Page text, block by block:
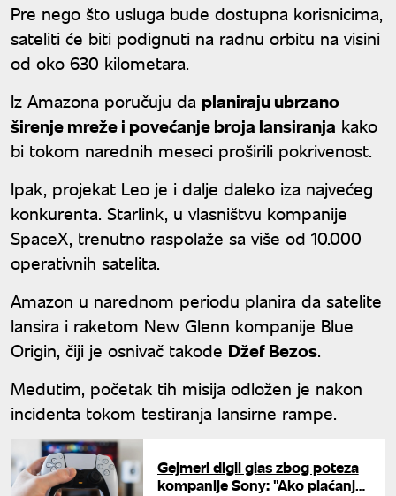
Pre nego što usluga bude dostupna korisnicima,
sateliti će biti podignuti na radnu orbitu na visini
od oko 630 kilometara.
Iz Amazona poručuju da planiraju ubrzano
širenje mreže i povećanje broja lansiranja kako
bi tokom narednih meseci proširili pokrivenost.
Ipak, projekat Leo je i dalje daleko iza najvećeg
konkurenta. Starlink, u vlasništvu kompanije
SpaceX, trenutno raspolaže sa više od 10.000
operativnih satelita.
Amazon u narednom periodu planira da satelite
lansira i raketom New Glenn kompanije Blue
Origin, čiji je osnivač takođe Džef Bezos.
Međutim, početak tih misija odložen je nakon
incidenta tokom testiranja lansirne rampe.
Gejmeri digli glas zbog poteza
kompanije Sony: "Ako plaćanje